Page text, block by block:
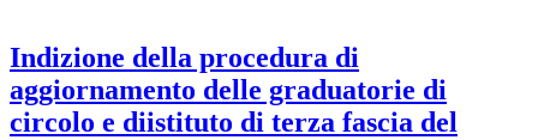
Indizione della procedura di
aggiornamento delle graduatorie di
circolo e diistituto di terza fascia del